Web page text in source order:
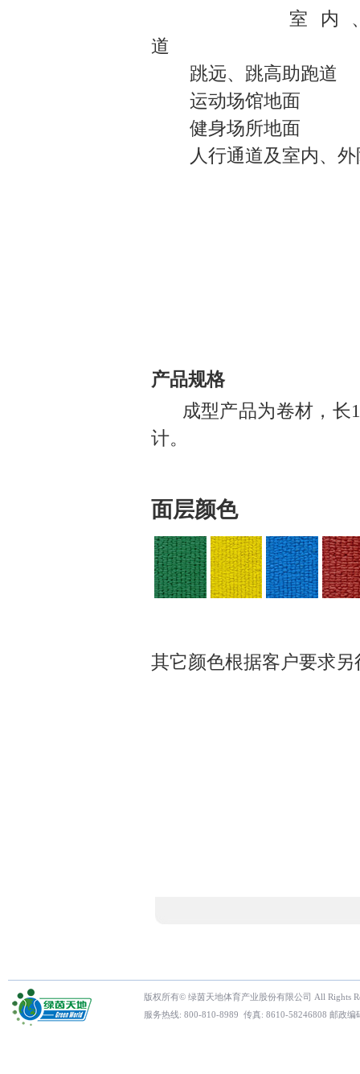
室内、室
跳远、跳高助跑道
运动场馆地面
健身场所地面
人行通道及室内、外
产品规格
成型产品为卷材，长
计。
面层颜色
其它颜色根据客户要求另
版权所有© 绿茵天地体育产业股份有限公司 All Rights
服务热线: 800-810-8989 传真: 8610-58246808 邮政